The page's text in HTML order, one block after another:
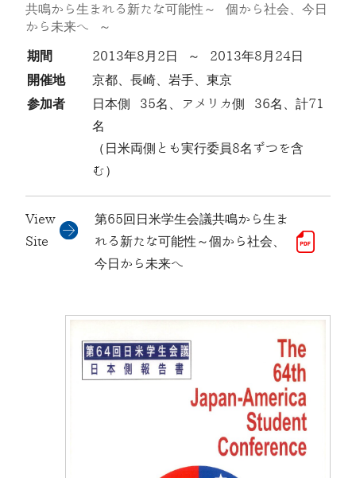
共鳴から生まれる新たな可能性～ 個から社会、今日
から未来へ ～
期間
2013年8月2日 ～ 2013年8月24日
開催地
京都、長崎、岩手、東京
参加者
日本側 35名、アメリカ側 36名、計71
名
（日米両側とも実行委員8名ずつを含
む）
View
Site
第65回日米学生会議共鳴から生ま
れる新たな可能性～個から社会、
今日から未来へ